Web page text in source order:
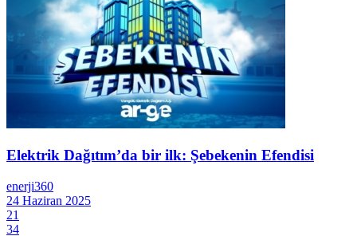
Elektrik Dağıtım’da bir ilk: Şebekenin Efendisi
enerji360
24 Haziran 2025
21
34